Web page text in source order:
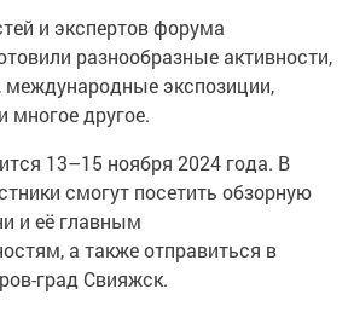
и экспертов форума
разнообразные активности,
международные экспозиции,
многое другое.
13–15 ноября 2024 года. В
смогут посетить обзорную
и её главным
а также отправиться в
град Свияжск.